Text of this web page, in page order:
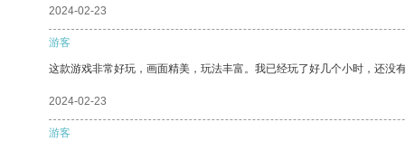
2024-02-23
游客
这款游戏非常好玩，画面精美，玩法丰富。我已经玩了好几个小时，还没
2024-02-23
游客